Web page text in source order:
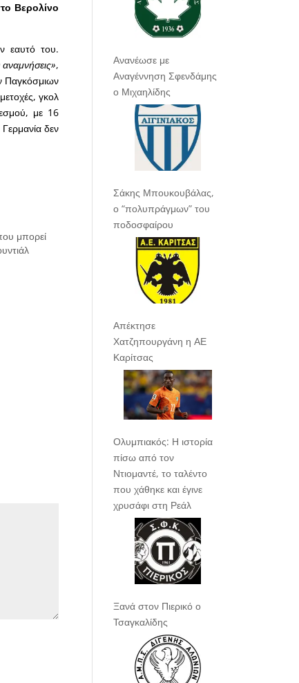
Βερολίνο
εαυτό του.
αναμνήσεις»,
Παγκόσμιων
γκολ
με 16
δεν
μπορεί
Ανανέωσε με
Αναγέννηση Σφενδάμης
ο Μιχαηλίδης
Σάκης Μπουκουβάλας,
ο “πολυπράγμων” του
ποδοσφαίρου
Απέκτησε
Χατζηπουργάνη η ΑΕ
Καρίτσας
Ολυμπιακός: Η ιστορία
πίσω από τον
Ντιομαντέ, το ταλέντο
που χάθηκε και έγινε
χρυσάφι στη Ρεάλ
Ξανά στον Πιερικό ο
Τσαγκαλίδης